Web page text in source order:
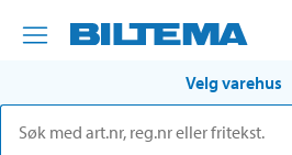
Velg varehus